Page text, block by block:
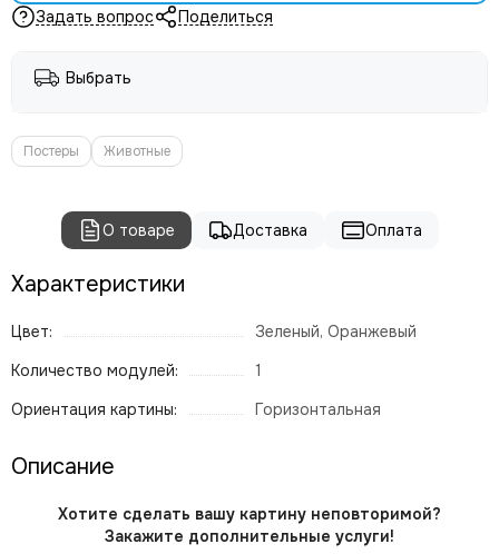
Задать вопрос Поделиться
Выбрать
Постеры Животные
О товаре Доставка Оплата
Характеристики
Цвет:
Зеленый, Оранжевый
Количество модулей:
1
Ориентация картины:
Горизонтальная
Описание
Хотите сделать вашу картину неповторимой?
Закажите дополнительные услуги!